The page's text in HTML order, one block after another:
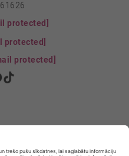
protected]
protected]
protected]